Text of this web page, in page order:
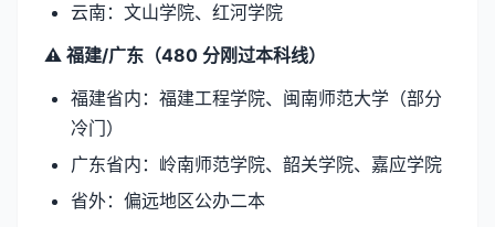
云南：文山学院、红河学院
⚠️ 福建/广东（480 分刚过本科线）
福建省内：福建工程学院、闽南师范大学（部分
冷门）
广东省内：岭南师范学院、韶关学院、嘉应学院
省外：偏远地区公办二本